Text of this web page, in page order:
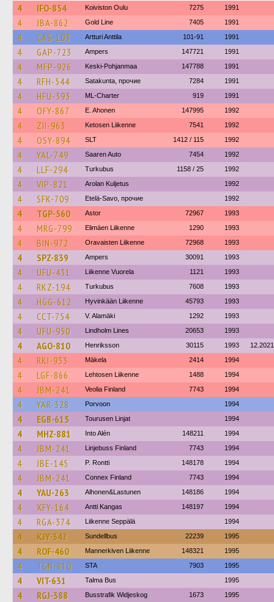
4 IFO-854 Koiviston Oulu 7275 1991
4 JBA-862 Gold Line 7405 1991
4 CAS-103 Artturi Anttila 101-91 1991
4 GAP-723 Ampers 147721 1991
4 MFP-926 Keski-Pohjanmaa 147788 1991
4 RFH-544 Satakunta, прочие 7284 1991
4 HFU-393 ML-Charter 919 1991
4 OFY-867 E. Ahonen 147995 1992
4 ZII-963 Ketosen Liikenne 7541 1992
4 OSY-894 SLT 1412 / 115 1992
4 YAL-749 Saaren Auto 7454 1992
4 LLF-294 Turkubus 1158 / 25 1992
4 VIP-821 Arolan Kuljetus 1992
4 SFK-709 Etelä-Savo, прочие 1992
4 TGP-560 Astor 72967 1993
4 MRG-799 Elimäen Liikenne 1290 1993
4 BIN-972 Oravaisten Liikenne 72968 1993
4 SPZ-839 Ampers 30091 1993
4 UFU-431 Liikenne Vuorela 1121 1993
4 RKZ-194 Turkubus 7608 1993
4 HGG-612 Hyvinkään Liikenne 45793 1993
4 CCT-754 V. Alamäki 1292 1993
4 UFU-950 Lindholm Lines 20653 1993
4 AGO-810 Henriksson 30115 1993 12.2021
4 RKI-933 Mäkela 2414 1994
4 LGF-866 Lehtosen Liikenne 1488 1994
4 JBM-241 Veolia Finland 7743 1994
4 YAR-328 Porvoon 1994
4 EGB-615 Tourusen Linjat 1994
4 MHZ-881 Into Alén 148211 1994
4 JBM-241 Linjebuss Finland 7743 1994
4 JBE-145 P. Rontti 148178 1994
4 JBM-241 Connex Finland 7743 1994
4 YAU-263 Alhonen&Lastunen 148186 1994
4 XFY-164 Antti Kangas 148197 1994
4 RGA-374 Liikenne Seppälä 1994
4 KJY-342 Sundellbus 22239 1995
4 ROF-460 Mannerkiven Liikenne 148321 1995
4 TGN-810 STA 7903 1995
4 VIT-631 Talma Bus 1995
4 RGJ-388 Busstrafik Widjeskog 1673 1995